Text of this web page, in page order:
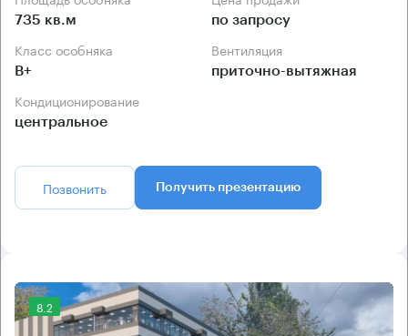
735 кв.м по запросу
Класс особняка
B+
Вентиляция
приточно-вытяжная
Кондиционирование
центральное
Позвонить Получить презентацию
8.2